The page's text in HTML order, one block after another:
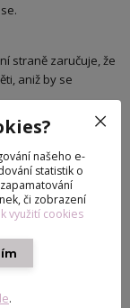
straně zaručuje, že
aniž by se
zajistí dlouhou
o velikosti
našeho e-
statistik o
či zobrazení
využití cookies
.